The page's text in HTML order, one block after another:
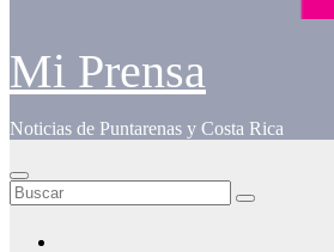
Mi Prensa
Noticias de Puntarenas y Costa Rica